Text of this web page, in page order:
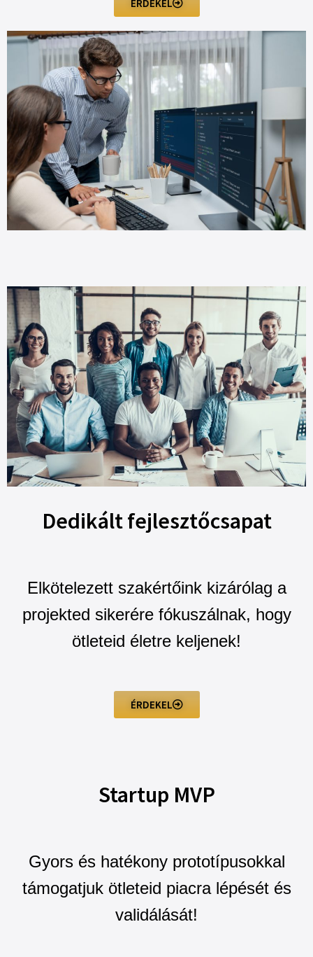
ÉRDEKEL
Dedikált fejlesztőcsapat
Elkötelezett szakértőink kizárólag a
projekted sikerére fókuszálnak, hogy
ötleteid életre keljenek!
ÉRDEKEL
Startup MVP
Gyors és hatékony prototípusokkal
támogatjuk ötleteid piacra lépését és
validálását!